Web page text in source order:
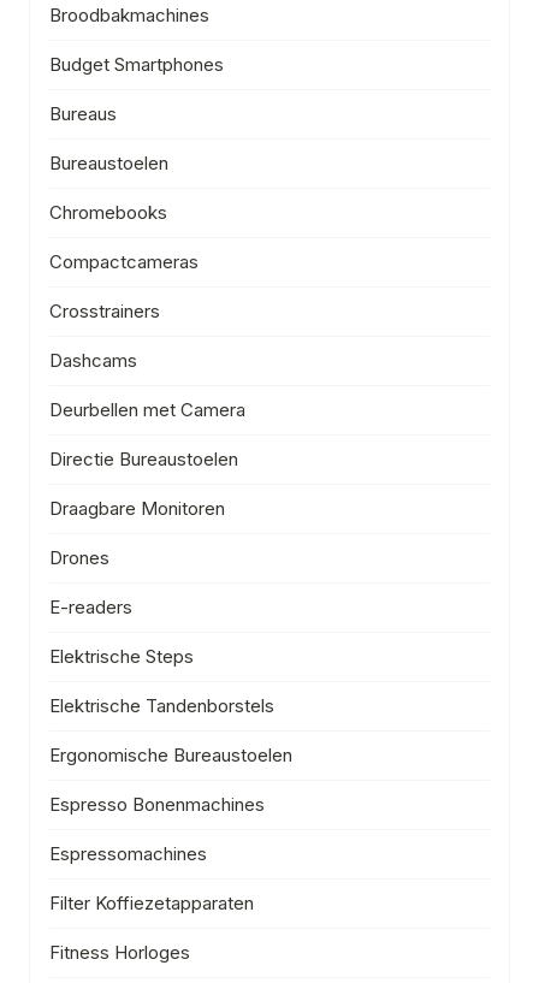
Broodbakmachines
Budget Smartphones
Bureaus
Bureaustoelen
Chromebooks
Compactcameras
Crosstrainers
Dashcams
Deurbellen met Camera
Directie Bureaustoelen
Draagbare Monitoren
Drones
E-readers
Elektrische Steps
Elektrische Tandenborstels
Ergonomische Bureaustoelen
Espresso Bonenmachines
Espressomachines
Filter Koffiezetapparaten
Fitness Horloges